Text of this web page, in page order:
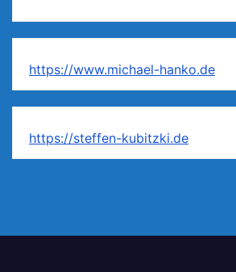
https://www.michael-hanko.de
https://steffen-kubitzki.de